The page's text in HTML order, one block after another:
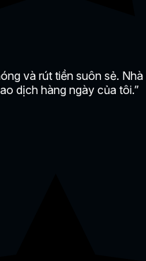
và rút tiền suôn sẻ. Nhà
dịch hàng ngày của tôi.”